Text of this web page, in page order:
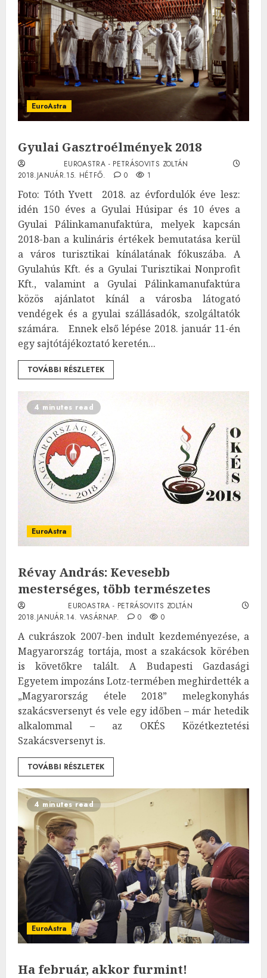
EuroAstra
Gyulai Gasztroélmények 2018
EUROASTRA - PETRÁSOVITS ZOLTÁN
2018.JANUÁR.15. HÉTFŐ.
0 1
Foto: Tóth Yvett 2018. az évfordulók éve lesz:
idén 150 éves a Gyulai Húsipar és 10 éves a
Gyulai Pálinkamanufaktúra, melyek kapcsán
2018-ban a kulináris értékek bemutatása kerül
a város turisztikai kínálatának fókuszába. A
Gyulahús Kft. és a Gyulai Turisztikai Nonprofit
Kft., valamint a Gyulai Pálinkamanufaktúra
közös ajánlatot kínál a városba látogató
vendégek és a gyulai szállásadók, szolgáltatók
számára. Ennek első lépése 2018. január 11-én
egy sajtótájékoztató keretén...
TOVÁBBI RÉSZLETEK
4 minutes read
EuroAstra
Révay András: Kevesebb
mesterséges, több természetes
EUROASTRA - PETRÁSOVITS ZOLTÁN
2018.JANUÁR.14. VASÁRNAP.
0 0
A cukrászok 2007-ben indult kezdeményezése, a
Magyarország tortája, most a szakácsok körében
is követőkre talált. A Budapesti Gazdasági
Egyetem impozáns Lotz-termében meghirdették a
„Magyarország étele 2018” melegkonyhás
szakácsversenyt és vele egy időben – már hetedik
alkalommal – az OKÉS Közétkeztetési
Szakácsversenyt is.
TOVÁBBI RÉSZLETEK
4 minutes read
EuroAstra
Ha február, akkor furmint!